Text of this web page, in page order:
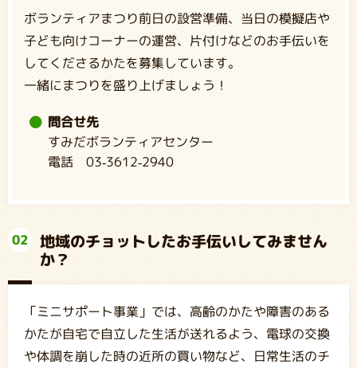
ボランティアまつり前日の設営準備、当日の模擬店や
子ども向けコーナーの運営、片付けなどのお手伝いを
してくださるかたを募集しています。
一緒にまつりを盛り上げましょう！
問合せ先
すみだボランティアセンター
電話 03-3612-2940
02
地域のチョットしたお手伝いしてみません
か？
「ミニサポート事業」では、高齢のかたや障害のある
かたが自宅で自立した生活が送れるよう、電球の交換
や体調を崩した時の近所の買い物など、日常生活のチ